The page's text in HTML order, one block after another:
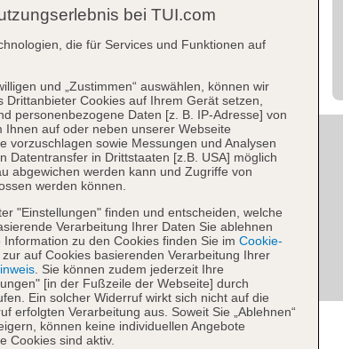
bei TUI.com
die für Services und Funktionen auf
und „Zustimmen“ auswählen, können wir
Cookies auf Ihrem Gerät setzen,
personenbezogene Daten [z. B. IP-Adresse] von
auf oder neben unserer Webseite
vorzuschlagen sowie Messungen und Analysen
Datentransfer in Drittstaaten [z.B. USA] möglich
abgewichen werden kann und Zugriffe von
werden können.
"Einstellungen" finden und entscheiden, welche
Verarbeitung Ihrer Daten Sie ablehnen
zu den Cookies finden Sie im Cookie-
zur auf Cookies basierenden Verarbeitung Ihrer
. Sie können zudem jederzeit Ihre
[in der Fußzeile der Webseite] durch
Ein solcher Widerruf wirkt sich nicht auf die
erfolgten Verarbeitung aus. Soweit Sie „Ablehnen“
können keine individuellen Angebote
Cookies sind aktiv.